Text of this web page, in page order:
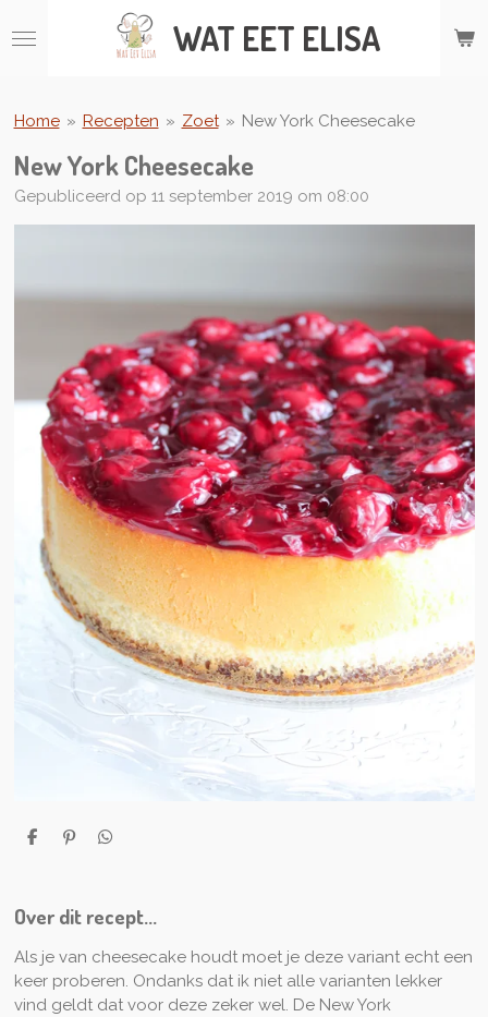
direct
hoofdinhoud
WAT EET ELISA
Home » Recepten » Zoet » New York Cheesecake
New York Cheesecake
Gepubliceerd op 11 september 2019 om 08:00
D
P
e
n
D
Over dit recept...
Als je van cheesecake houdt moet je deze variant echt een
keer proberen. Ondanks dat ik niet alle varianten lekker
vind geldt dat voor deze zeker wel. De New York